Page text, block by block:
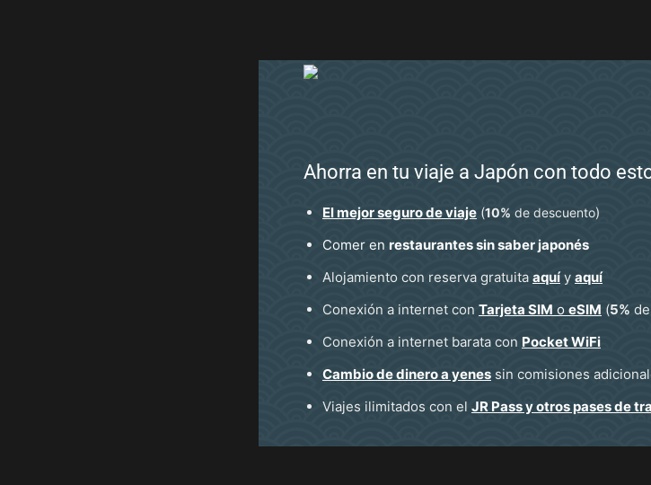
Ahorra en tu viaje a Japón con todo
El mejor seguro de viaje (10% de descuento)
Comer en restaurantes sin saber japonés
Alojamiento con reserva gratuita aquíy aquí
Conexión a internet con Tarjeta SIM o eSIM (5%
Conexión a internet barata con Pocket WiFi
Cambio de dinero a yenes sin comisiones
Viajes ilimitados con el JR Pass y otros pases de